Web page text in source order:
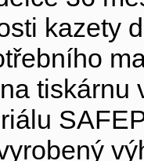
kazety